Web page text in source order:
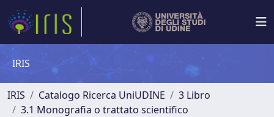
IRIS
IRIS Catalogo Ricerca UniUDINE
3 Libro
3.1 Monografia o trattato scientifico